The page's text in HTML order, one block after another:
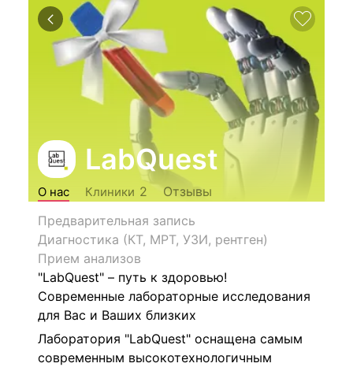
LabQuest
О нас Клиники 2
Отзывы
Предварительная запись
Диагностика (КТ, МРТ, УЗИ, рентген)
Прием анализов
"LabQuest" – путь к здоровью!
Современные лабораторные исследования
для Вас и Ваших близких
Лаборатория "LabQuest" оснащена самым
современным высокотехнологичным